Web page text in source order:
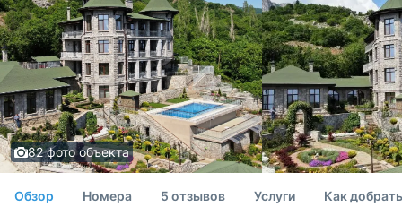
82 фото объекта
Обзор Номера 5 отзывов Услуги Как